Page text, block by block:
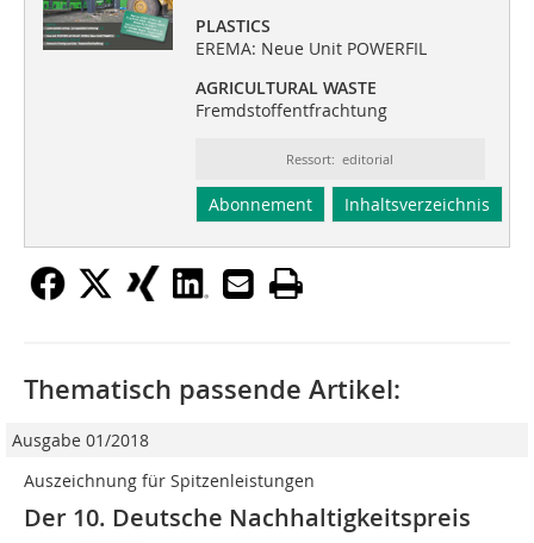
PLASTICS
EREMA: Neue Unit POWERFIL
AGRICULTURAL WASTE
Fremdstoffentfrachtung
Ressort: editorial
Abonnement Inhaltsverzeichnis
Thematisch passende Artikel:
Ausgabe 01/2018
Auszeichnung für Spitzenleistungen
Der 10. Deutsche Nachhaltigkeitspreis